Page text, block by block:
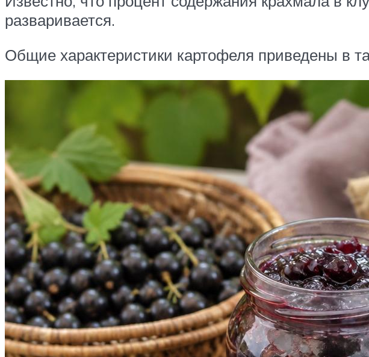
разваривается.
Общие характеристики картофеля приведены в